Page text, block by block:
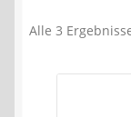
Alle 3